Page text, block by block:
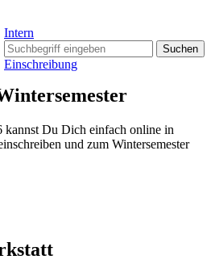
Intern
Suchen
Einschreibung
kannst Du Dich einfach online in
und zum Wintersemester